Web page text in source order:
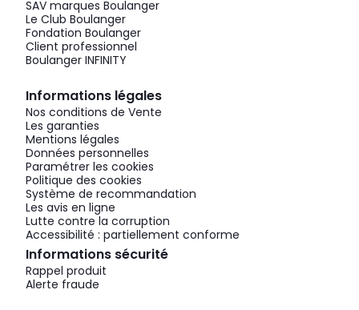
SAV marques Boulanger
Le Club Boulanger
Fondation Boulanger
Client professionnel
Boulanger INFINITY
Informations légales
Nos conditions de Vente
Les garanties
Mentions légales
Données personnelles
Paramétrer les cookies
Politique des cookies
Système de recommandation
Les avis en ligne
Lutte contre la corruption
Accessibilité : partiellement conforme
Informations sécurité
Rappel produit
Alerte fraude